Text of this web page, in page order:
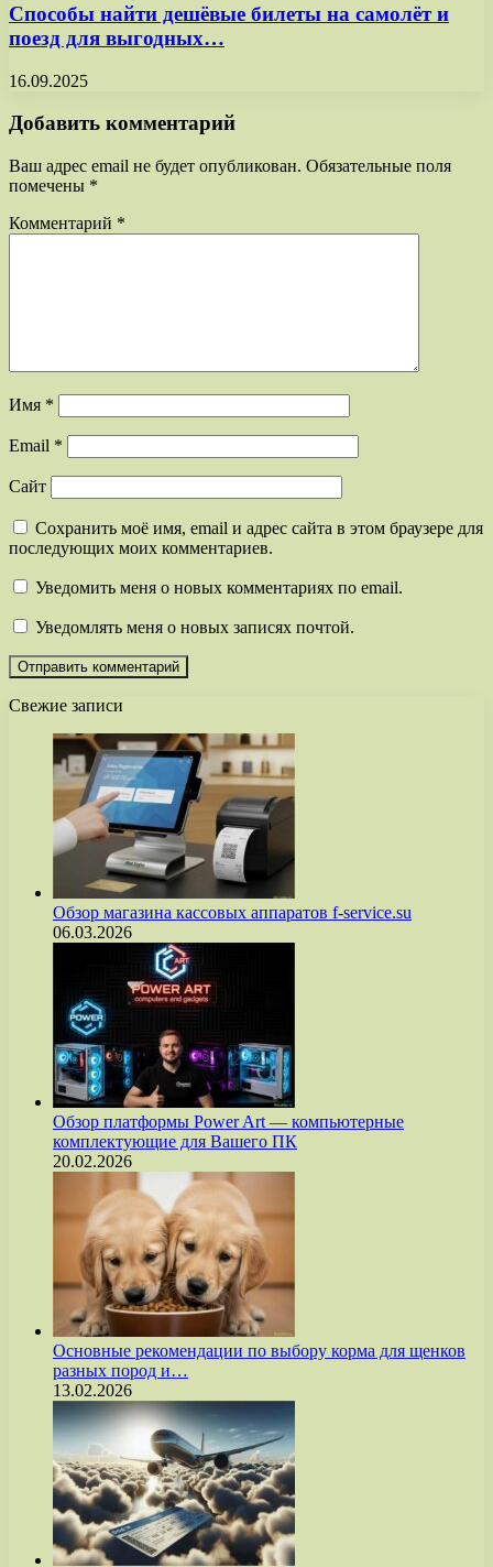
Способы найти дешёвые билеты на самолёт и
поезд для выгодных…
16.09.2025
Добавить комментарий
Ваш адрес email не будет опубликован. Обязательные поля
помечены *
Комментарий *
Имя *
Email *
Сайт
Сохранить моё имя, email и адрес сайта в этом браузере для
последующих моих комментариев.
Уведомить меня о новых комментариях по email.
Уведомлять меня о новых записях почтой.
Свежие записи
Обзор магазина кассовых аппаратов f-service.su
06.03.2026
Обзор платформы Power Art — компьютерные
комплектующие для Вашего ПК
20.02.2026
Основные рекомендации по выбору корма для щенков
разных пород и…
13.02.2026